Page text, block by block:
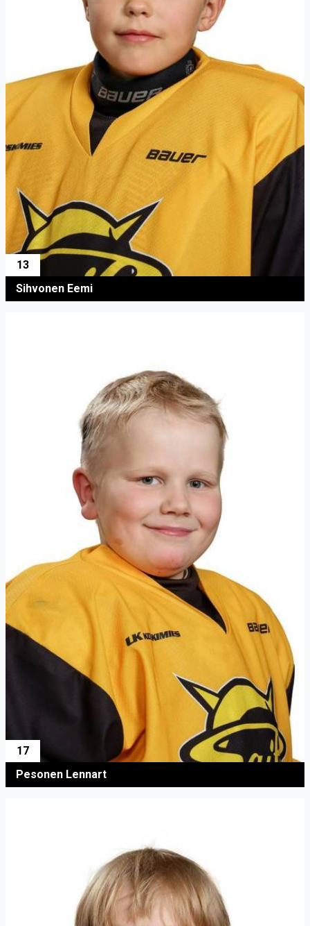
13
Sihvonen Eemi
17
Pesonen Lennart